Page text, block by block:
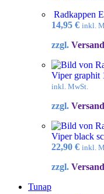
Radkappen
war:
14,95 €
ist:
inkl.
zzgl.
Viper graphit
inkl. MwSt.
zzgl.
Viper black
war:
22,90 €
ist:
inkl.
zzgl.
Tunap